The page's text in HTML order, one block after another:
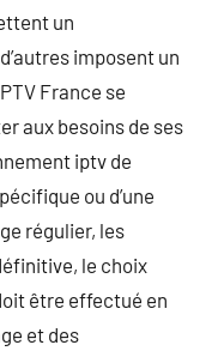
un
imposent un
France se
aux besoins de ses
iptv de
ou d’une
régulier, les
le choix
être effectué en
et des